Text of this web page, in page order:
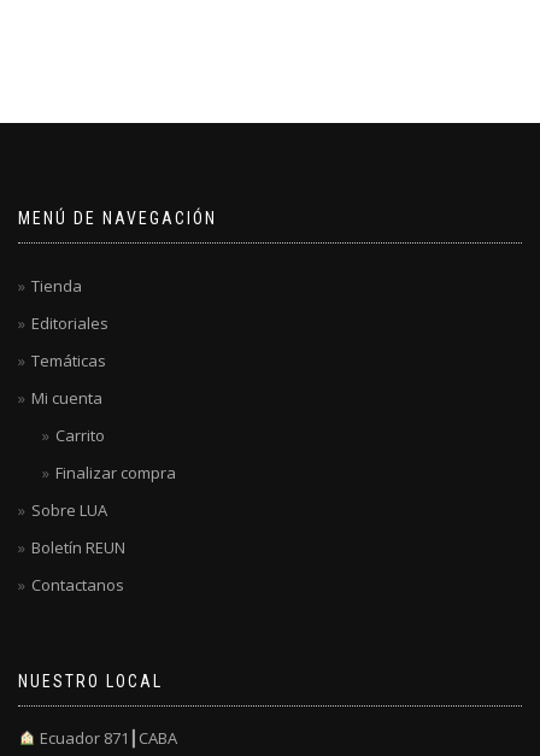
MENÚ DE NAVEGACIÓN
Tienda
Editoriales
Temáticas
Mi cuenta
Carrito
Finalizar compra
Sobre LUA
Boletín REUN
Contactanos
NUESTRO LOCAL
Ecuador 871┃CABA